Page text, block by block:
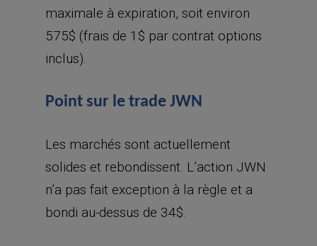
maximale à expiration, soit environ
575$ (frais de 1$ par contrat options
inclus).
Point sur le trade JWN
Les marchés sont actuellement
solides et rebondissent. L’action JWN
n’a pas fait exception à la règle et a
bondi au-dessus de 34$.